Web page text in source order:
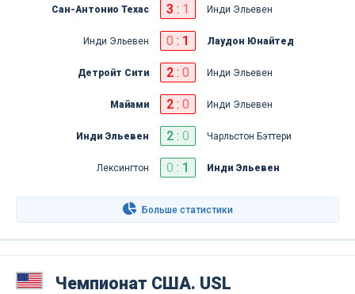
Сан-Антонио Техас 3 : 1 Инди Эльевен
Инди Эльевен 0 : 1 Лаудон Юнайтед
Детройт Сити 2: 0 Инди Эльевен
Майами 2: 0 Инди Эльевен
Инди Эльевен 2: 0 Чарльстон Бэттери
Лексингтон 0 : 1 Инди Эльевен
Больше статистики
Чемпионат США. USL